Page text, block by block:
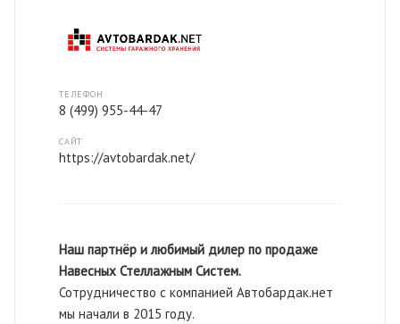
ТЕЛЕФОН
8 (499) 955-44-47
САЙТ
https://avtobardak.net/
Наш партнёр и любимый дилер по продаже
Навесных Стеллажным Систем.
Сотрудничество с компанией Автобардак.нет
мы начали в 2015 году.